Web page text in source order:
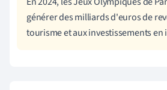
générer des milliards d'euros de
tourisme et aux investissements